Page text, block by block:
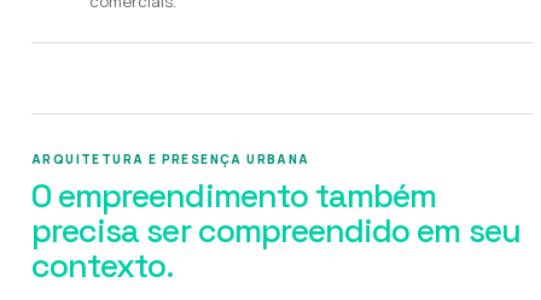
ARQUITETURA E PRESENÇA URBANA
O empreendimento também
precisa ser compreendido em seu
contexto.